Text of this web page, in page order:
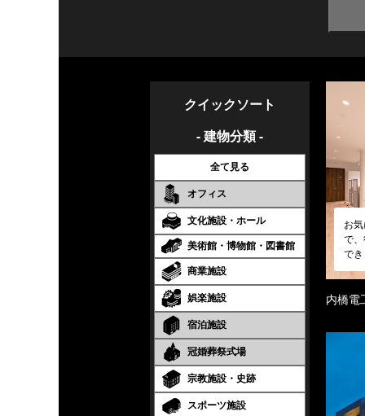
クイックソート
- 建物分類 -
全て見る
オフィス
文化施設・ホール
美術館・博物館・図書館
商業施設
娯楽施設
宿泊施設
冠婚葬祭式場
宗教施設・史跡
スポーツ施設
お
で
で
内橋電